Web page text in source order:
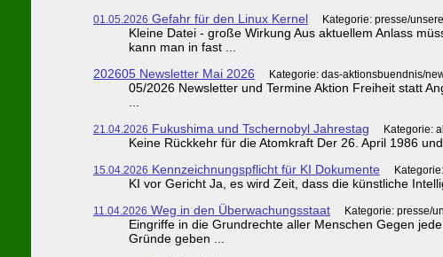
01.05.2026 Gefahr für den Linux Kernel Kategorie: presse/
Kleine Datei - große Wirkung Aus aktuellem Anlass
kann man in fast ...
202605 Newsletter Mai 2026
Kategorie: das-aktionsbuendnis/
05/2026 Newsletter und Termine Aktion Freiheit statt
21.04.2026 Fukushima und Tschernobyl Jahrestag Kategorie:
Keine Rückkehr für die Atomkraft Der 26. April 1986
15.04.2026 Kennzeichnungspflicht für KI Dokumente
KI vor Gericht Ja, es wird Zeit, dass die künstliche
11.04.2026 Weg in den Überwachungsstaat Kategorie: presse/
Eingriffe in die Grundrechte aller Menschen Gegen
Gründe geben ...